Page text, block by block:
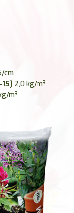
cm
2,0 kg/m³
m³